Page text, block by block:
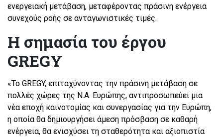
ενεργειακή μετάβαση, μεταφέροντας πράσινη ενέργεια
συνεχούς ροής σε ανταγωνιστικές τιμές.
Η σημασία του έργου
GREGY
«Το GREGY, επιταχύνοντας την πράσινη μετάβαση σε
πολλές χώρες της Ν.Α. Ευρώπης, αντιπροσωπεύει μια
νέα εποχή καινοτομίας και συνεργασίας για την Ευρώπη,
η οποία θα δημιουργήσει άμεση πρόσβαση σε καθαρή
ενέργεια, θα ενισχύσει τη σταθερότητα και αξιοπιστία